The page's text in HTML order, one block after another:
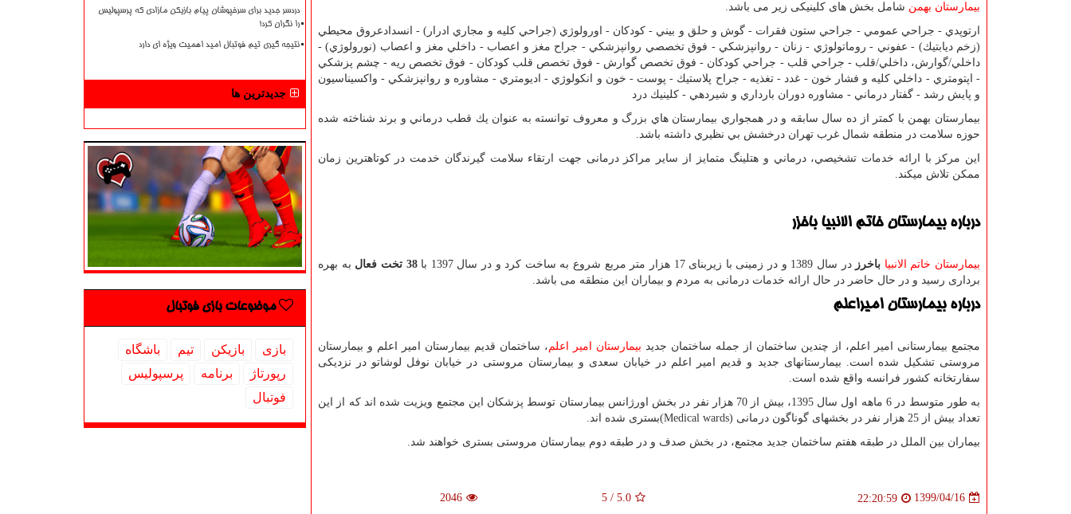
بیمارستان بهمن شامل بخش های کلینیکی زیر می باشد.
ارتوپدي - جراحي عمومي - جراحي ستون فقرات - گوش و حلق و بيني - كودكان - اورولوژي (جراحي كليه و مجاري ادرار) - انسدادعروق محيطي
(زخم ديابتيك) - عفوني - روماتولوژي - زنان - روانپزشكي - فوق تخصصي روانپزشكي - جراح مغز و اعصاب - داخلي مغز و اعصاب (نورولوژي) -
داخلي/گوارش، داخلي/قلب - جراحي قلب - جراحي كودكان - فوق تخصص گوارش - فوق تخصص قلب كودكان - فوق تخصص ريه - چشم پزشكي
- اپتومتري - داخلي كليه و فشار خون - غدد - تغذيه - جراح پلاستيك - پوست - خون و انكولوژي - اديومتري - مشاوره و روانپزشكي - واكسيناسيون
و پايش رشد - گفتار درماني - مشاوره دوران بارداري و شيردهي - كلينيك درد
بيمارستان بهمن با كمتر از ده سال سابقه و در همجواري بيمارستان هاي بزرگ و معروف توانسته به عنوان يك قطب درماني و برند شناخته شده
حوزه سلامت در منطقه شمال غرب تهران درخشش بي نظيري داشته باشد.
این مرکز با ارائه خدمات تشخيصي، درماني و هتلينگ متمايز از سایر مراکز درمانی جهت ارتقاء سلامت گيرندگان خدمت در كوتاهترين زمان
ممکن تلاش میکند.
درباره بیمارستان خاتم الانبیا باخزر
بیمارستان خاتم الانبیا باخرز در سال 1389 و در زمینی با زیربنای 17 هزار متر مربع شروع به ساخت کرد و در سال 1397 با 38 تخت فعال به بهره
برداری رسید و در حال حاضر در حال ارائه خدمات درمانی به مردم و بیماران این منطقه می باشد.
درباره بیمارستان امیراعلم
مجتمع بیمارستانی امیر اعلم، از چندین ساختمان از جمله ساختمان جدید بیمارستان امیر اعلم، ساختمان قدیم بیمارستان امیر اعلم و بیمارستان
مروستی تشکیل شده است. بیمارستانهای جدید و قدیم امیر اعلم در خیابان سعدی و بیمارستان مروستی در خیابان نوفل لوشاتو در نزدیکی
سفارتخانه کشور فرانسه واقع شده است.
به طور متوسط در 6 ماهه اول سال 1395، بیش از 70 هزار نفر در بخش اورژانس بیمارستان توسط پزشکان این مجتمع ویزیت شده اند که از این
تعداد بیش از 25 هزار نفر در بخشهای گوناگون درمانی
(Medical wards)بستری شده اند.
بیماران بین الملل در طبقه هفتم ساختمان جدید مجتمع، در بخش صدف و در طبقه دوم بیمارستان مروستی بستری خواهند شد.
1399/04/16
22:20:59
5.0
/
5
2046
دردسر جدید برای سرخپوشان پیام بازیکن مازادی که پرسپولیس
را نگران کرد!
نتیجه گیری تیم فوتبال امید اهمیت ویژه ای دارد
جدیدترین ها
موضوعات بازی فوتبال
بازی بازیكن تیم
باشگاه
رپورتاژ
برنامه
پرسپولیس
فوتبال